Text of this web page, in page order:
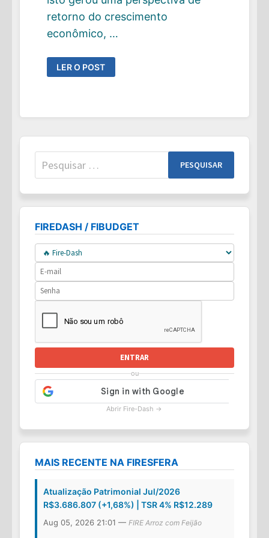
retorno do crescimento
econômico, …
QUER
INVESTIR
EM
QUAL
COMPRAR?
TODAS
!
LER O POST
Pesquisar
por:
FIREDASH / FIBUDGET
ENTRAR
ou
Abrir Fire-Dash →
MAIS RECENTE NA FIRESFERA
Atualização Patrimonial Jul/2026
R$3.686.807 (+1,68%) | TSR 4% R$12.289
Aug 05, 2026 21:01 — FIRE Arroz com Feijão